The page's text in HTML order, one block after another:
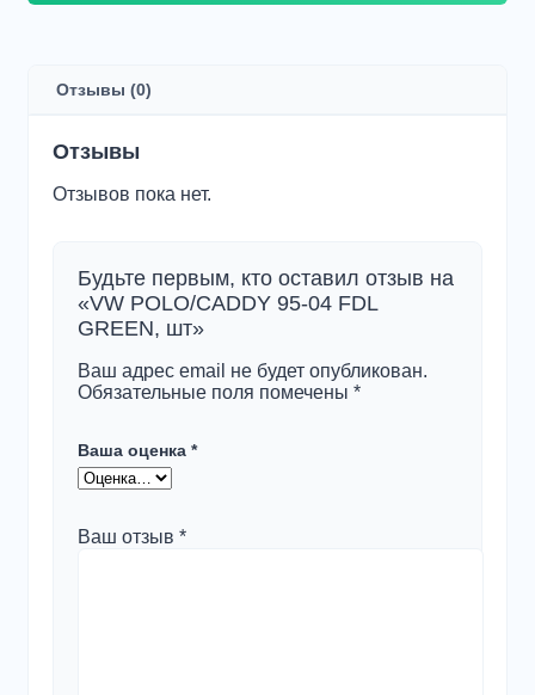
FDLОтзывы (0)
Отзывы
Отзывов пока нет.
Будьте первым, кто оставил отзыв на
«VW POLO/CADDY 95-04 FDL
GREEN, шт»
Ваш адрес email не будет опубликован.
Обязательные поля помечены *
Ваша оценка *
Ваш отзыв *